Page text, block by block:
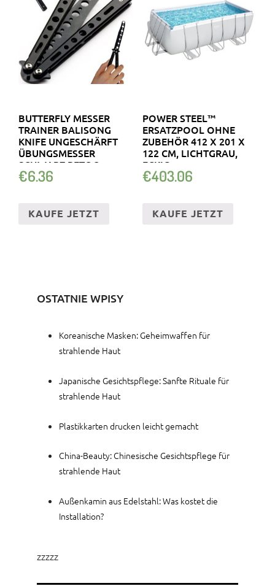
BUTTERFLY MESSER
TRAINER BALISONG
KNIFE UNGESCHÄRFT
ÜBUNGSMESSER
SCHWARZ RETOO
€6.36
KAUFE JETZT
POWER STEEL™
ERSATZPOOL OHNE
ZUBEHÖR 412 X 201 X
122 CM, LICHTGRAU,
ECKIG
€403.06
KAUFE JETZT
OSTATNIE WPISY
Koreanische Masken: Geheimwaffen für
strahlende Haut
Japanische Gesichtspflege: Sanfte Rituale für
strahlende Haut
Plastikkarten drucken leicht gemacht
China-Beauty: Chinesische Gesichtspflege für
strahlende Haut
Außenkamin aus Edelstahl: Was kostet die
Installation?
zzzzz